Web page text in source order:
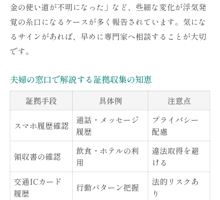
金の使い道が不明になった」など、些細な変化が浮気発
覚の糸口になるケースが多く報告されています。気にな
るサインがあれば、早めに専門家へ相談することが大切
です。
夫婦の窓口で解説する証拠収集の知恵
証拠手段 具体例 注意点
スマホ履歴確認
通話・メッセージ
履歴
プライバシー
配慮
領収書の確認
飲食・ホテルの利
用
違法取得を避
ける
交通ICカード
履歴
行動パターン把握
法的リスクあ
り